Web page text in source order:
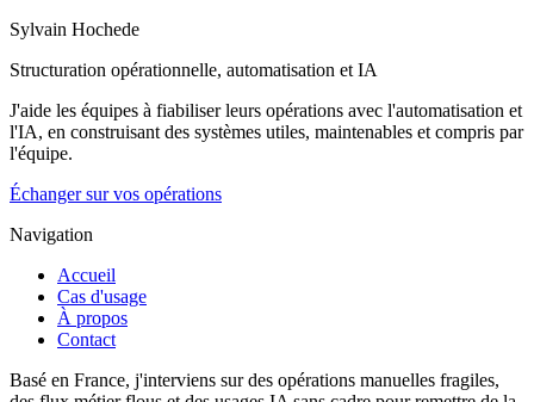
Sylvain Hochede
Structuration opérationnelle, automatisation et IA
J'aide les équipes à fiabiliser leurs opérations avec l'automatisation et
l'IA, en construisant des systèmes utiles, maintenables et compris par
l'équipe.
Échanger sur vos opérations
Navigation
Accueil
Cas d'usage
À propos
Contact
Basé en France, j'interviens sur des opérations manuelles fragiles,